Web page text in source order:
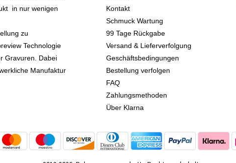
in nur wenigen
zu
Technologie
Gravuren. Dabei
Manufaktur
Kontakt
Schmuck Wartung
99 Tage Rückgabe
Versand & Lieferverfolgung
Geschäftsbedingungen
Bestellung verfolgen
FAQ
Zahlungsmethoden
Über Klarna